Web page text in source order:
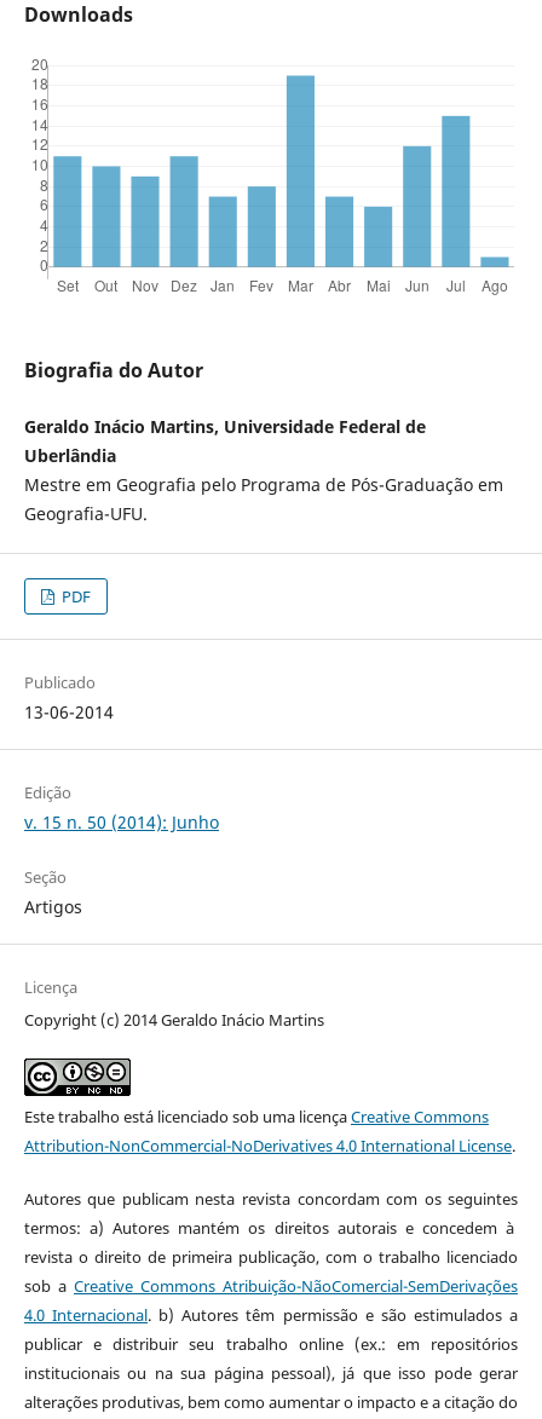
Downloads
Biografia do Autor
Geraldo Inácio Martins, Universidade Federal de
Uberlândia
Mestre em Geografia pelo Programa de Pós-Graduação em
Geografia-UFU.
PDF
Publicado
13-06-2014
Edição
v. 15 n. 50 (2014): Junho
Seção
Artigos
Licença
Copyright (c) 2014 Geraldo Inácio Martins
Este trabalho está licenciado sob uma licençaCreative Commons
Attribution-NonCommercial-NoDerivatives 4.0 International License.
Autores que publicam nesta revista concordam com os seguintes
termos: a) Autores mantém os direitos autorais e concedem à
revista o direito de primeira publicação, com o trabalho licenciado
sob a Creative Commons Atribuição-NãoComercial-SemDerivações
4.0 Internacional. b) Autores têm permissão e são estimulados a
publicar e distribuir seu trabalho online (ex.: em repositórios
institucionais ou na sua página pessoal), já que isso pode gerar
alterações produtivas, bem como aumentar o impacto e a citação do